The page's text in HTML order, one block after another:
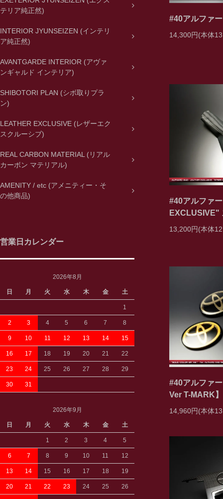
テリア純正然)
INTERIOR JYUNSEIZEN (インテリ
ア純正然)
AVANTGARDE INTERIOR (アヴァ
ンギャルド インテリア)
SHIBOTORI PLAN (シボ取りプラ
ン)
LEATHER EXCLUSIVE (レザーエク
スクルーシブ)
REAL CARBON MATERIAL (リアル
カーボン マテリアル)
AMENITY / etc (アメニティー・そ
の他商品)
営業日カレンダー
2026年8月
日 月 火 水 木 金 土
1
2 3 4 5 6 7 8
9 10 11 12 13 14 15
16 17 18 19 20 21 22
23 24 25 26 27 28 29
30 31
2026年9月
日 月 火 水 木 金 土
1 2 3 4 5
6 7 8 9 10 11 12
13 14 15 16 17 18 19
20 21 22 23 24 25 26
#40アルファ
14,300円(本体
#40アルファ
EXCLUSIVE"
13,200円(本体
#40アルファ
Ver T-MARK
14,960円(本体